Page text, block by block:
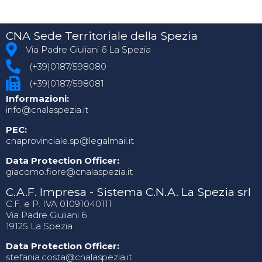
CNA Sede Territoriale della Spezia
Via Padre Giuliani 6 La Spezia
(+39)0187/598080
(+39)0187/598081
Informazioni:
info@cnalaspezia.it
PEC:
cnaprovinciale.sp@legalmail.it
Data Protection Officer:
giacomo.fiore@cnalaspezia.it
C.A.F. Impresa - Sistema C.N.A. La Spezia srl
C.F. e P. IVA 01091040111
Via Padre Giuliani 6
19125 La Spezia
Data Protection Officer:
stefania.costa@cnalaspezia.it